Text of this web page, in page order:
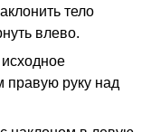
тело
влево.
правую руку над